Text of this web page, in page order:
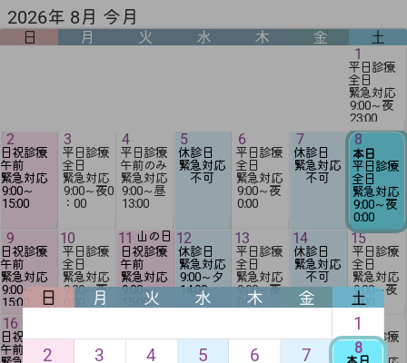
1
平日診療
全日
緊急対応
9:00～夜
23:00
2
日祝診療
午前
緊急対応
9:00～
15:00
3
平日診療
全日
緊急対応
9:00～夜0
：00
4
平日診療
午前のみ
緊急対応
9:00～昼
13:00
5
休診日
緊急対応
不可
6
平日診療
全日
緊急対応
9:00～夜
0:00
7
休診日
緊急対応
不可
8
本日
平日診療
全日
緊急対応
9:00～夜
0:00
9
日祝診療
午前
緊急対応
9:00～
15:00
10
平日診療
全日
緊急対応
9:00～夜
11 山の日
日祝診療
午前
緊急対応
9:00～
15:00
12
休診日
緊急対応
9:00～夕
14:00
13
平日診療
全日
緊急対応
9:00～夜
0:00
14
休診日
緊急対応
不可
15
平日診療
全日
緊急対応
9:00～夜
0:00
16
日祝診療
午前
平日診療
平日診療
休診日
緊急対応
平日診療
全日
休診日
緊急対応
22
平日診療
全日
2026年 8月 今月
日 月 火 水 木 金 土
日 月 火 水 木 金
土
1
2
3 4 5 6 7 8